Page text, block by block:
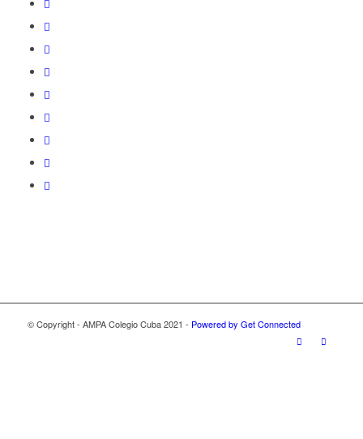
© Copyright - AMPA Colegio Cuba 2021 - Powered by Get Connected